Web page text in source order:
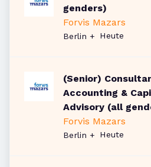
genders)
Forvis Mazars
Berlin + Veröffentlicht
Heute
(Senior)
Accounting &
Advisory (all
Forvis Mazars
Berlin + Veröffentlicht
Heute